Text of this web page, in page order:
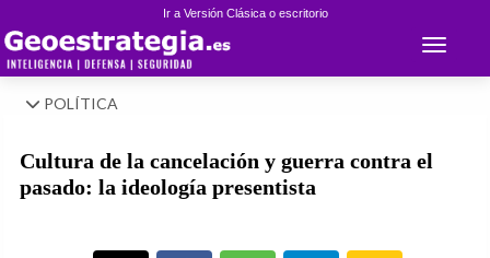
Ir a Versión Clásica o escritorio
Toggle
POLÍTICA
Cultura de la cancelación y guerra contra el
pasado: la ideología presentista